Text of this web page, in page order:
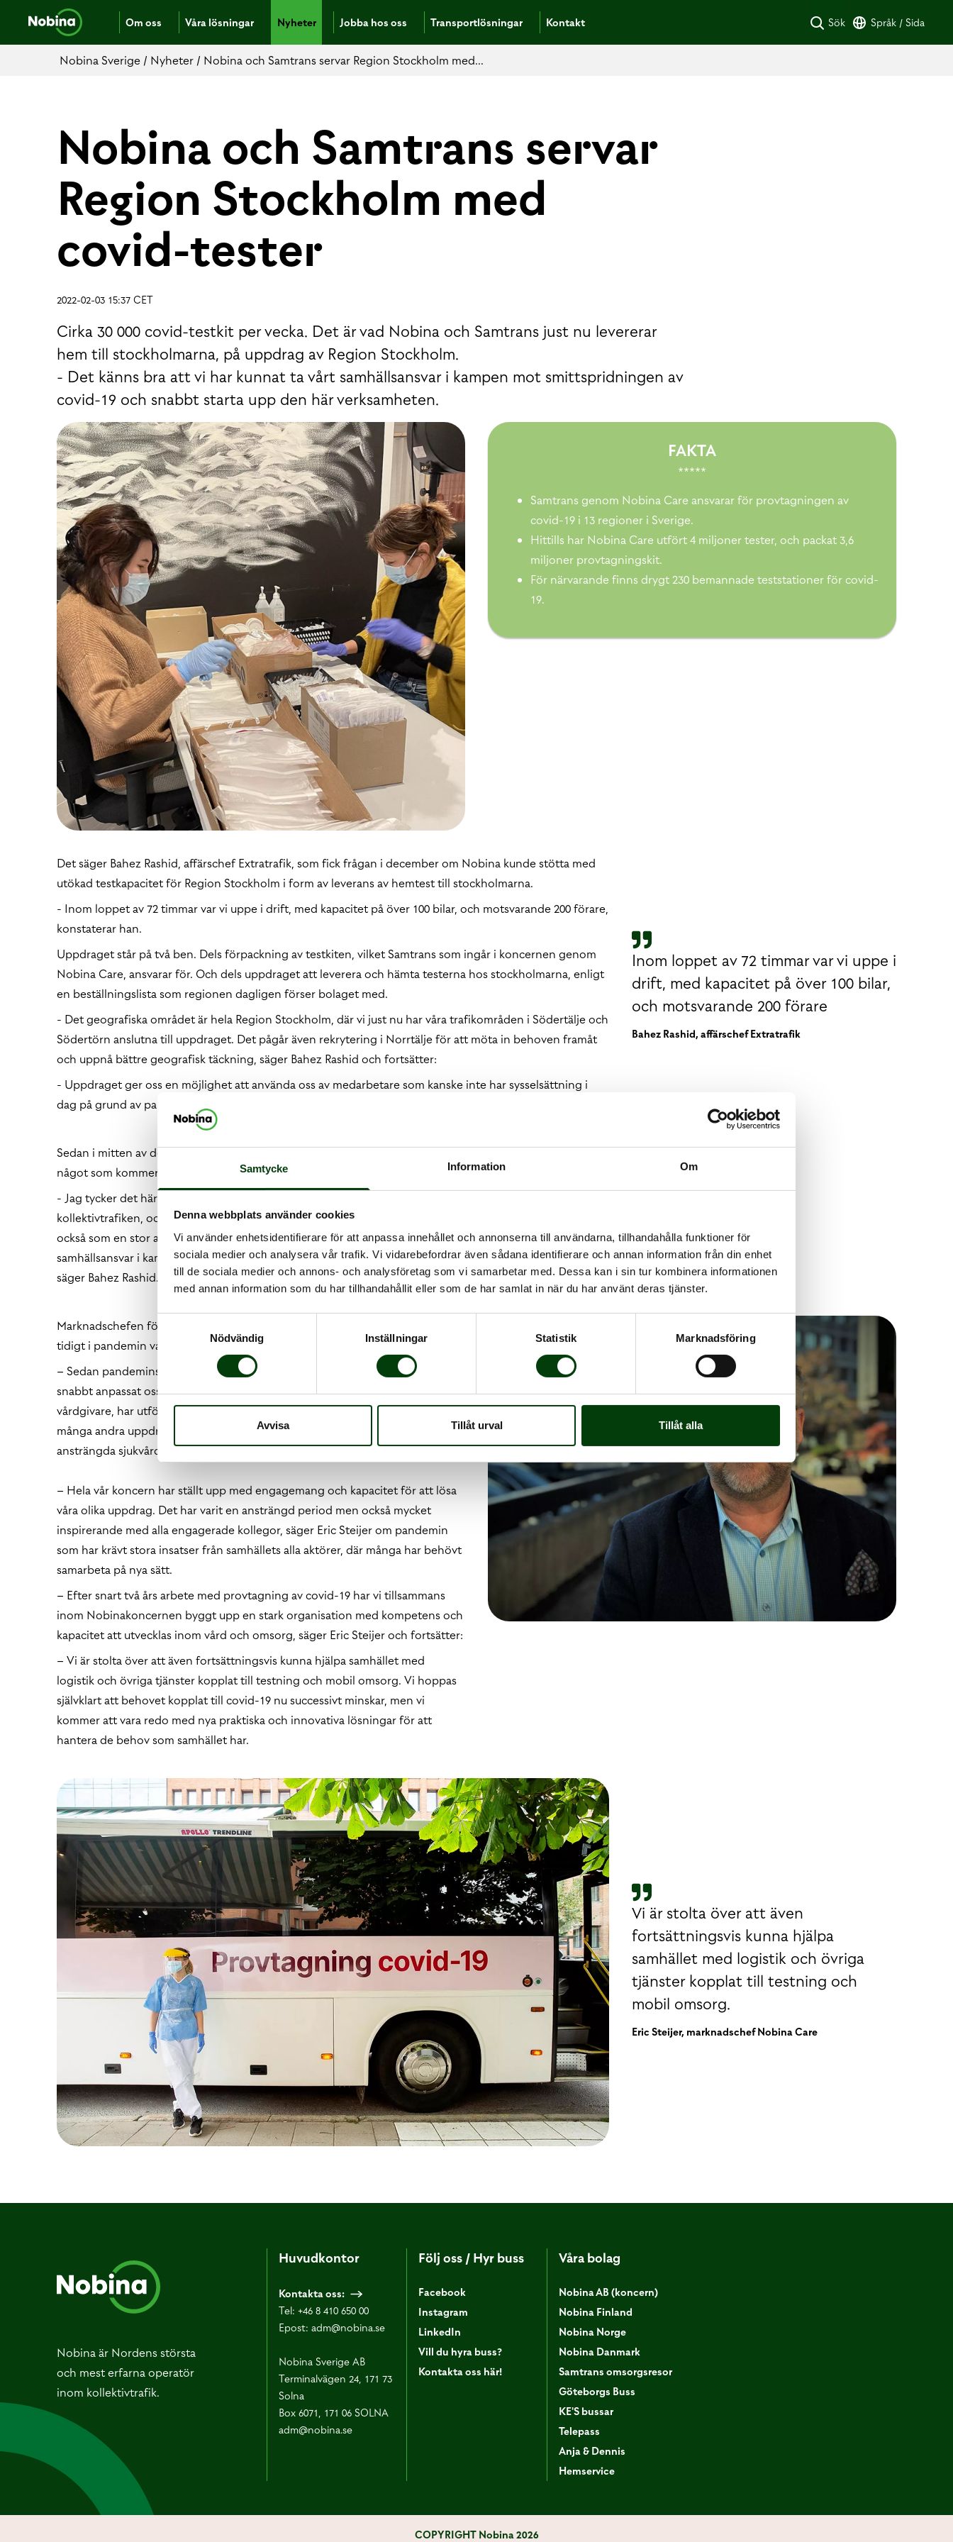
Samtycke Information Om
Denna webbplats använder cookies
Vi använder enhetsidentifierare för att anpassa innehållet och annonserna till användarna, tillhandahålla funktioner för
sociala medier och analysera vår trafik. Vi vidarebefordrar även sådana identifierare och annan information från din enhet
till de sociala medier och annons- och analysföretag som vi samarbetar med. Dessa kan i sin tur kombinera informationen
med annan information som du har tillhandahållit eller som de har samlat in när du har använt deras tjänster.
Nödvändig
Inställningar Statistik Marknadsföring
Avvisa Tillåt urval Tillåt alla
Om oss Våra lösningar Nyheter Jobba hos oss Transportlösningar Kontakt Sök Språk / Sida
Nobina Sverige / Nyheter / Nobina och Samtrans servar Region Stockholm med...
Nobina och Samtrans servar
Region Stockholm med
covid-tester
2022-02-03 15:37 CET
Cirka 30 000 covid-testkit per vecka. Det är vad Nobina och Samtrans just nu levererar
hem till stockholmarna, på uppdrag av Region Stockholm.
- Det känns bra att vi har kunnat ta vårt samhällsansvar i kampen mot smittspridningen av
covid-19 och snabbt starta upp den här verksamheten.
FAKTA
*****
Samtrans genom Nobina Care ansvarar för provtagningen av
covid-19 i 13 regioner i Sverige.
Hittills har Nobina Care utfört 4 miljoner tester, och packat 3,6
miljoner provtagningskit.
För närvarande finns drygt 230 bemannade teststationer för covid-
19.
Det säger Bahez Rashid, affärschef Extratrafik, som fick frågan i december om Nobina kunde stötta med
utökad testkapacitet för Region Stockholm i form av leverans av hemtest till stockholmarna.
- Inom loppet av 72 timmar var vi uppe i drift, med kapacitet på över 100 bilar, och motsvarande 200 förare,
konstaterar han.
Uppdraget står på två ben. Dels förpackning av testkiten, vilket Samtrans som ingår i koncernen genom
Nobina Care, ansvarar för. Och dels uppdraget att leverera och hämta testerna hos stockholmarna, enligt
en beställningslista som regionen dagligen förser bolaget med.
- Det geografiska området är hela Region Stockholm, där vi just nu har våra trafikområden i Södertälje och
Södertörn anslutna till uppdraget. Det pågår även rekrytering i Norrtälje för att möta in behoven framåt
och uppnå bättre geografisk täckning, säger Bahez Rashid och fortsätter:
- Uppdraget ger oss en möjlighet att använda oss av medarbetare som kanske inte har sysselsättning i
dag på grund av pandemin, och skola om dem till att fungera som transportörer.
Inom loppet av 72 timmar var vi uppe i
drift, med kapacitet på över 100 bilar,
och motsvarande 200 förare
Bahez Rashid, affärschef Extratrafik
Sedan i mitten av december har uppdraget inneburit att leverera och hämta cirka 30 000 testkit per vecka,
något som kommer att pågå till i slutet av mars då uppdraget planeras att avslutas.
- Jag tycker det här uppdraget visar på Nobinas styrka som bolag. Vi är en viktig aktör inom
kollektivtrafiken, och genom vår anpassningsförmåga har vi kunnat ställa om både som organisation men
också som en stor aktör i att leverera en viktig samhällstjänst. Det känns bra att vi kunnat ta vårt
samhällsansvar i kampen mot smittspridningen av covid-19 och snabbt starta upp den här verksamheten,
säger Bahez Rashid.
Marknadschefen för Nobina Care, Eric Steijer, berättar att bolagen redan
tidigt i pandemin var på hugget:
– Sedan pandemins start har vi stöttat samhället i en rad olika uppdrag och
snabbt anpassat oss till samhällets olika behov. Idag är vi registrerade
vårdgivare, har utfört vaccinationsuppdrag, assisterad provtagning och har
många andra uppdrag över hela Sverige, för att avlasta den redan hårt
ansträngda sjukvården, säger Eric Steijer och fortsätter:
– Hela vår koncern har ställt upp med engagemang och kapacitet för att lösa
våra olika uppdrag. Det har varit en ansträngd period men också mycket
inspirerande med alla engagerade kollegor, säger Eric Steijer om pandemin
som har krävt stora insatser från samhällets alla aktörer, där många har behövt
samarbeta på nya sätt.
– Efter snart två års arbete med provtagning av covid-19 har vi tillsammans
inom Nobinakoncernen byggt upp en stark organisation med kompetens och
kapacitet att utvecklas inom vård och omsorg, säger Eric Steijer och fortsätter:
– Vi är stolta över att även fortsättningsvis kunna hjälpa samhället med
logistik och övriga tjänster kopplat till testning och mobil omsorg. Vi hoppas
självklart att behovet kopplat till covid-19 nu successivt minskar, men vi
kommer att vara redo med nya praktiska och innovativa lösningar för att
hantera de behov som samhället har.
Vi är stolta över att även
fortsättningsvis kunna hjälpa
samhället med logistik och övriga
tjänster kopplat till testning och
mobil omsorg.
Eric Steijer, marknadschef Nobina Care
Nobina är Nordens största
och mest erfarna operatör
inom kollektivtrafik.
Huvudkontor
Kontakta oss:
Tel: +46 8 410 650 00
Epost: adm@nobina.se
Nobina Sverige AB
Terminalvägen 24, 171 73
Solna
Box 6071, 171 06 SOLNA
adm@nobina.se
Följ oss / Hyr buss
Facebook
Instagram
LinkedIn
Vill du hyra buss?
Kontakta oss här!
Våra bolag
Nobina AB (koncern)
Nobina Finland
Nobina Norge
Nobina Danmark
Samtrans omsorgsresor
Göteborgs Buss
KE'S bussar
Telepass
Anja & Dennis
Hemservice
COPYRIGHTNobina 2026